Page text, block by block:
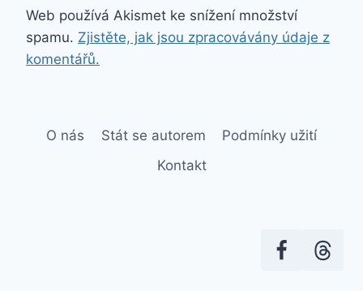
Web používá Akismet ke snížení množství
spamu. Zjistěte, jak jsou zpracovávány údaje z
komentářů.
O nás Stát se autorem
Podmínky užití
Kontakt